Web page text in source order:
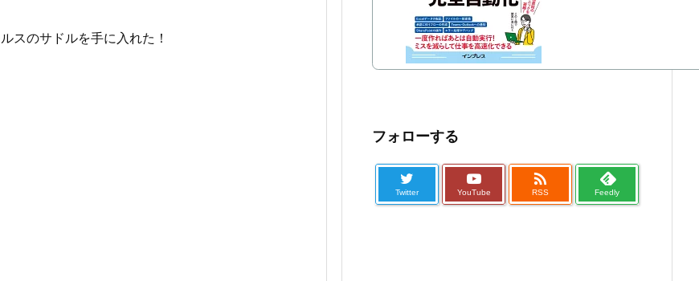
スのサドルを手に入れた！
フォローする
Twitter YouTube

RSS Feedly